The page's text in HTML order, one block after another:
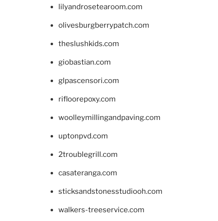
lilyandrosetearoom.com
olivesburgberrypatch.com
theslushkids.com
giobastian.com
glpascensori.com
rifloorepoxy.com
woolleymillingandpaving.com
uptonpvd.com
2troublegrill.com
casateranga.com
sticksandstonesstudiooh.com
walkers-treeservice.com